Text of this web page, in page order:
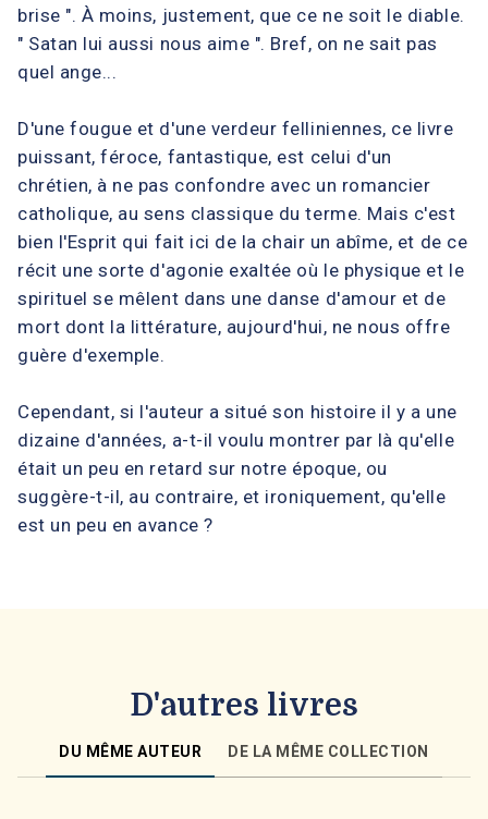
brise ". À moins, justement, que ce ne soit le diable.
" Satan lui aussi nous aime ". Bref, on ne sait pas
quel ange...
D'une fougue et d'une verdeur felliniennes, ce livre
puissant, féroce, fantastique, est celui d'un
chrétien, à ne pas confondre avec un romancier
catholique, au sens classique du terme. Mais c'est
bien l'Esprit qui fait ici de la chair un abîme, et de ce
récit une sorte d'agonie exaltée où le physique et le
spirituel se mêlent dans une danse d'amour et de
mort dont la littérature, aujourd'hui, ne nous offre
guère d'exemple.
Cependant, si l'auteur a situé son histoire il y a une
dizaine d'années, a-t-il voulu montrer par là qu'elle
était un peu en retard sur notre époque, ou
suggère-t-il, au contraire, et ironiquement, qu'elle
est un peu en avance ?
D'autres livres
DU MÊME AUTEUR DE LA MÊME COLLECTION